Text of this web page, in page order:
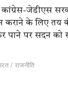
जेडीएस
कराने के लिए तय
पाने पर सदन को
/ राजनीति